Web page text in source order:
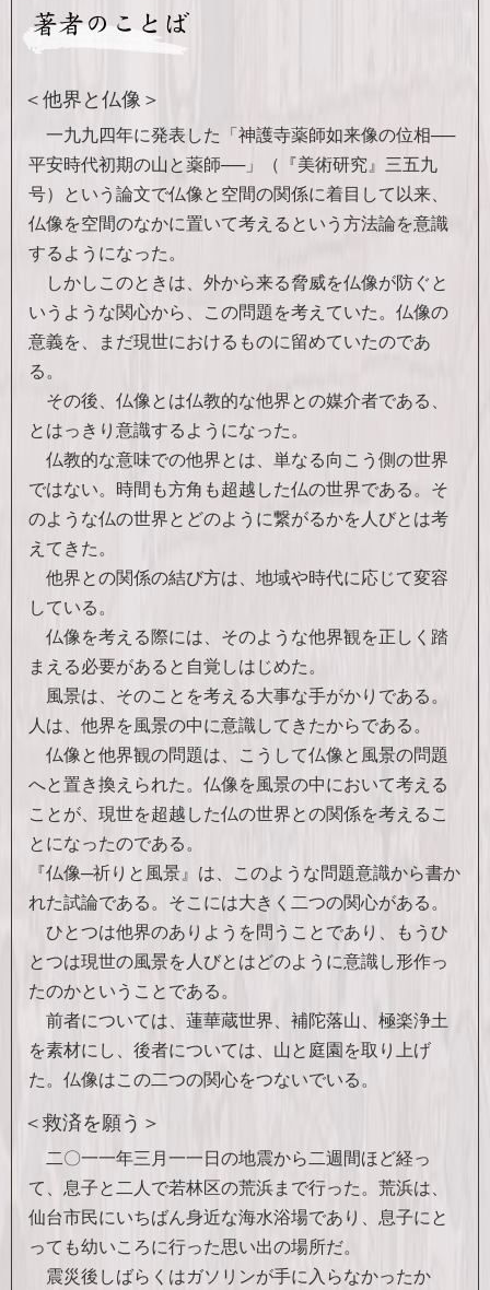
＜他界と仏像＞
一九九四年に発表した「神護寺薬師如来像の位相──
平安時代初期の山と薬師──」（『美術研究』三五九
号）という論文で仏像と空間の関係に着目して以来、
仏像を空間のなかに置いて考えるという方法論を意識
するようになった。
しかしこのときは、外から来る脅威を仏像が防ぐと
いうような関心から、この問題を考えていた。仏像の
意義を、まだ現世におけるものに留めていたのであ
る。
その後、仏像とは仏教的な他界との媒介者である、
とはっきり意識するようになった。
仏教的な意味での他界とは、単なる向こう側の世界
ではない。時間も方角も超越した仏の世界である。そ
のような仏の世界とどのように繋がるかを人びとは考
えてきた。
他界との関係の結び方は、地域や時代に応じて変容
している。
仏像を考える際には、そのような他界観を正しく踏
まえる必要があると自覚しはじめた。
風景は、そのことを考える大事な手がかりである。
人は、他界を風景の中に意識してきたからである。
仏像と他界観の問題は、こうして仏像と風景の問題
へと置き換えられた。仏像を風景の中において考える
ことが、現世を超越した仏の世界との関係を考えるこ
とになったのである。
『仏像─祈りと風景』は、このような問題意識から書か
れた試論である。そこには大きく二つの関心がある。
ひとつは他界のありようを問うことであり、もうひ
とつは現世の風景を人びとはどのように意識し形作っ
たのかということである。
前者については、蓮華蔵世界、補陀落山、極楽浄土
を素材にし、後者については、山と庭園を取り上げ
た。仏像はこの二つの関心をつないでいる。
＜救済を願う＞
二〇一一年三月一一日の地震から二週間ほど経っ
て、息子と二人で若林区の荒浜まで行った。荒浜は、
仙台市民にいちばん身近な海水浴場であり、息子にと
っても幼いころに行った思い出の場所だ。
震災後しばらくはガソリンが手に入らなかったか